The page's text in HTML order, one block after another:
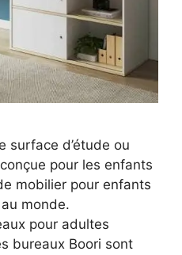
surface d’étude ou
pour les enfants
mobilier pour enfants
monde.
pour adultes
bureaux Boori sont